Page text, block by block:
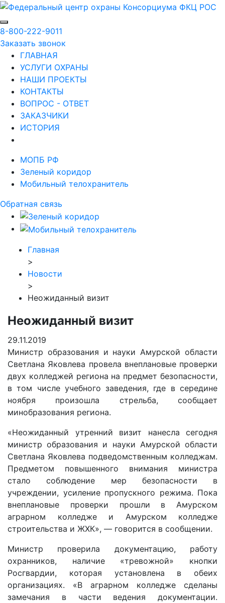
8-800-222-9011
Заказать звонок
ГЛАВНАЯ
УСЛУГИ ОХРАНЫ
НАШИ ПРОЕКТЫ
КОНТАКТЫ
ВОПРОС - ОТВЕТ
ЗАКАЗЧИКИ
ИСТОРИЯ
МОПБ РФ
Зеленый коридор
Мобильный телохранитель
Обратная связь
Главная
>
Новости
>
Неожиданный визит
Неожиданный визит
29.11.2019
Министр образования и науки Амурской области
Светлана Яковлева провела внеплановые проверки
двух колледжей региона на предмет безопасности,
в том числе учебного заведения, где в середине
ноября произошла стрельба, сообщает
минобразования региона.
«Неожиданный утренний визит нанесла сегодня
министр образования и науки Амурской области
Светлана Яковлева подведомственным колледжам.
Предметом повышенного внимания министра
стало соблюдение мер безопасности в
учреждении, усиление пропускного режима. Пока
внеплановые проверки прошли в Амурском
аграрном колледже и Амурском колледже
строительства и ЖХК», — говорится в сообщении.
Министр проверила документацию, работу
охранников, наличие «тревожной» кнопки
Росгвардии, которая установлена в обеих
организациях. «В аграрном колледже сделаны
замечания в части ведения документации.